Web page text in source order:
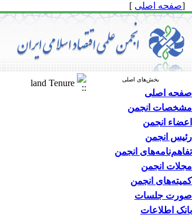
[صفحه اصلی ]
بخش‌های اصلی
صفحه اصلی
مشخصات انجمن
اعضاء انجمن
رئیس انجمن
تفاهم‌نامه‌های انجمن
مجلات انجمن
کمیته‌های انجمن
صورت جلسات
بانک اطلاعات
land Tenure